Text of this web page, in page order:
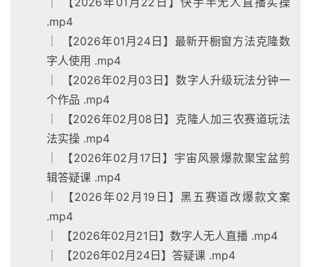
.mp4
│ 【2026年01月24日】最新开橱窗方法克隆数
字人使用 .mp4
│ 【2026年02月03日】数字人升级玩法分钟一
个作品 .mp4
│ 【2026年02月08日】克隆人加三农赛道玩法
法实操 .mp4
│ 【2026年02月17日】宇宙风景爆款聚宝盆剪
辑答疑课 .mp4
│ 【2026年02月19日】黑五赛道改爆款文案
.mp4
│ 【2026年02月21日】数字人无人直播 .mp4
│ 【2026年02月24日】答疑课 .mp4